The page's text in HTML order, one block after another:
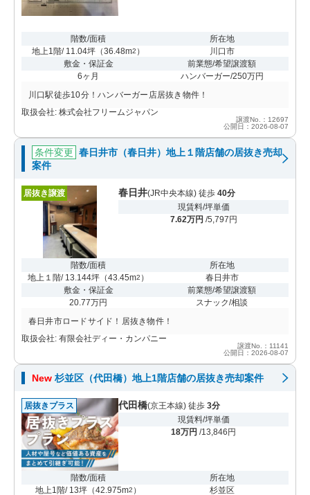
階数/面積
地上1階/ 11.04坪 （36.48m2 ）
所在地
川口市
敷金・保証金
6ヶ月
前業態/希望譲渡額
ハンバーガー/250万円
川口駅徒歩10分！ハンバーガー店居抜き物件！
取扱会社: 株式会社フリームジャパン
譲渡No.：12697
公開日：2026-08-07
条件変更 春日井市（春日井）地上１階店舗の居抜き売却
案件
居抜き譲渡 春日井(JR中央本線) 徒歩 40分
現賃料/坪単価
7.62万円 /5,797円
階数/面積
地上１階/ 13.144坪 （43.45m2 ）
所在地
春日井市
敷金・保証金
20.77万円
前業態/希望譲渡額
スナック/相談
春日井市ロードサイド！居抜き物件！
取扱会社: 有限会社ディー・カンパニー
譲渡No.：11141
公開日：2026-08-07
New 杉並区（代田橋）地上1階店舗の居抜き売却案件
居抜きプラス 代田橋(京王本線) 徒歩 3分
現賃料/坪単価
18万円 /13,846円
階数/面積
地上1階/ 13坪 （42.975m2 ）
所在地
杉並区